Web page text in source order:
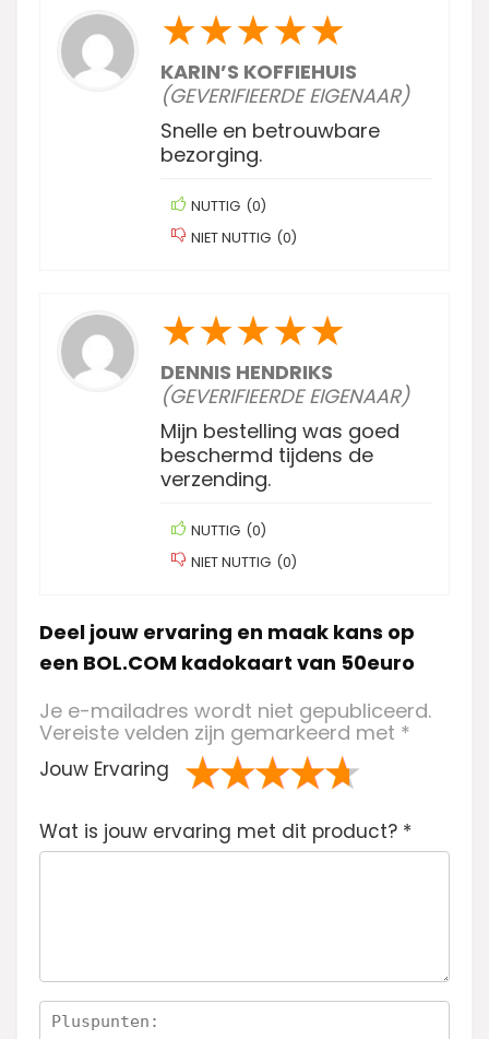
★★★★★
KARIN’S KOFFIEHUIS
(GEVERIFIEERDE EIGENAAR)
Snelle en betrouwbare
bezorging.
NUTTIG (0)
NIET NUTTIG (0)
★★★★★
DENNIS HENDRIKS
(GEVERIFIEERDE EIGENAAR)
Mijn bestelling was goed
beschermd tijdens de
verzending.
NUTTIG (0)
NIET NUTTIG (0)
Deel jouw ervaring en maak kans op
een BOL.COM kadokaart van 50euro
Je e-mailadres wordt niet gepubliceerd.
Vereiste velden zijn gemarkeerd met *
Jouw Ervaring
va
n
rre
n
de 5
sterren
sterren
sterren
sterren
Wat is jouw ervaring met dit product? *